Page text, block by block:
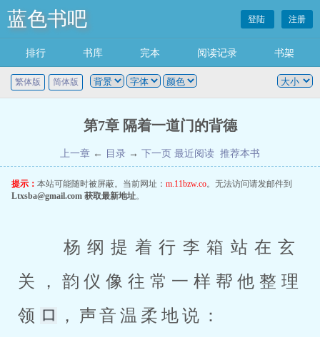
蓝色书吧 登陆 注册
排行 书库 完本 阅读记录 书架
繁体版 简体版
第7章 隔着一道门的背德
上一章 ← 目录 → 下一页 最近阅读 推荐本书
提示： 本站可能随时被屏蔽。当前网址： m.11bzw.co。无法访问请发邮件到
Ltxsba@gmail.com 获取最新地址。
关，韵仪像往常一样帮他整理
领
，声音温柔地说：